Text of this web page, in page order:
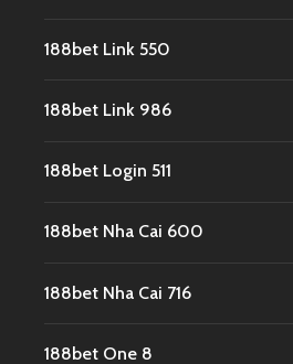
188bet Link 550
188bet Link 986
188bet Login 511
188bet Nha Cai 600
188bet Nha Cai 716
188bet One 8